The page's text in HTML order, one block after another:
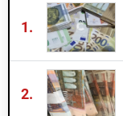
1.
2.